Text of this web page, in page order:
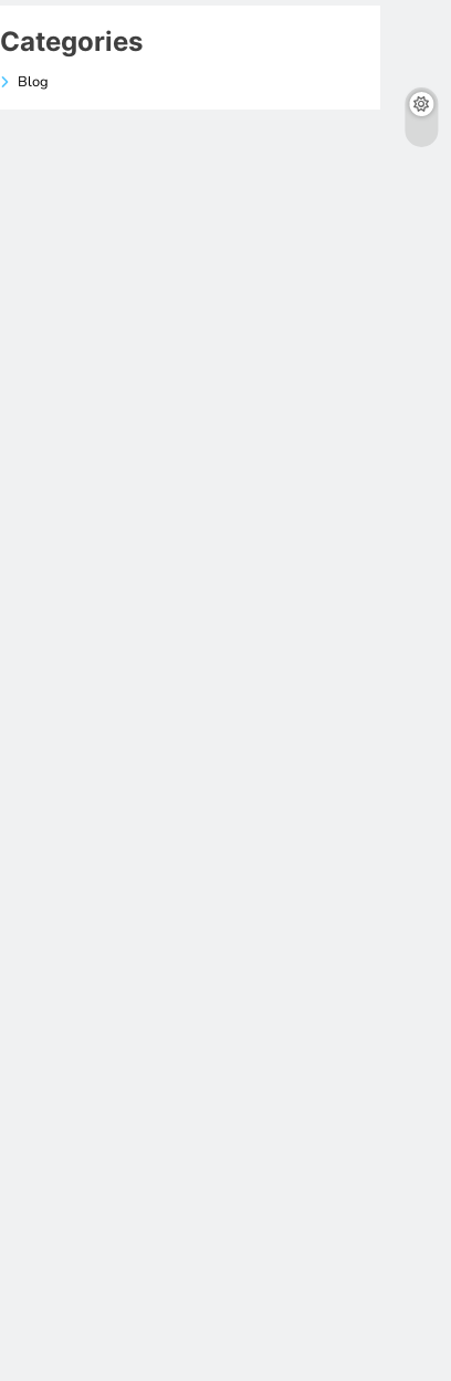
Categories
Blog